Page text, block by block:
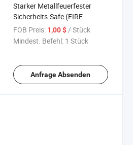
Starker Metallfeuerfester
Sicherheits-Safe (FIRE-
632CK)
FOB Preis: 1,00 $ / Stück
Mindest. Befehl: 1 Stück
Anfrage Absenden